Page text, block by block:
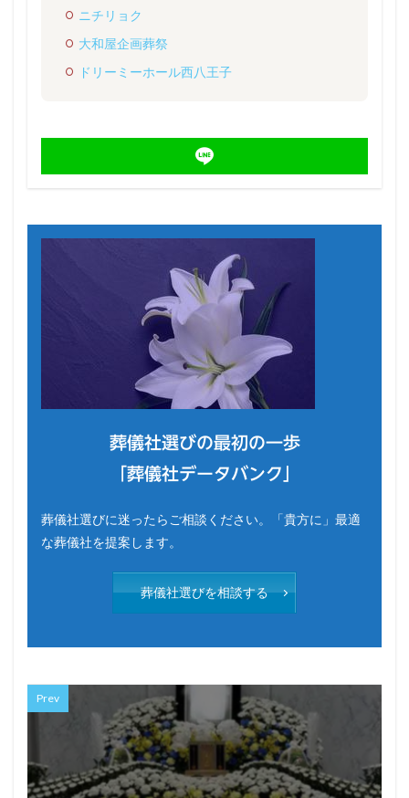
ニチリョク
大和屋企画葬祭
ドリーミーホール西八王子
葬儀社選びの最初の一歩
「葬儀社データバンク」
葬儀社選びに迷ったらご相談ください。「貴方に」最適
な葬儀社を提案します。
葬儀社選びを相談する
Prev